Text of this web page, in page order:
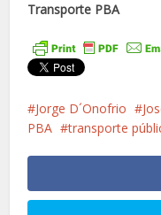
Transporte PBA
Jorge D´Onofrio
PBA
transporte